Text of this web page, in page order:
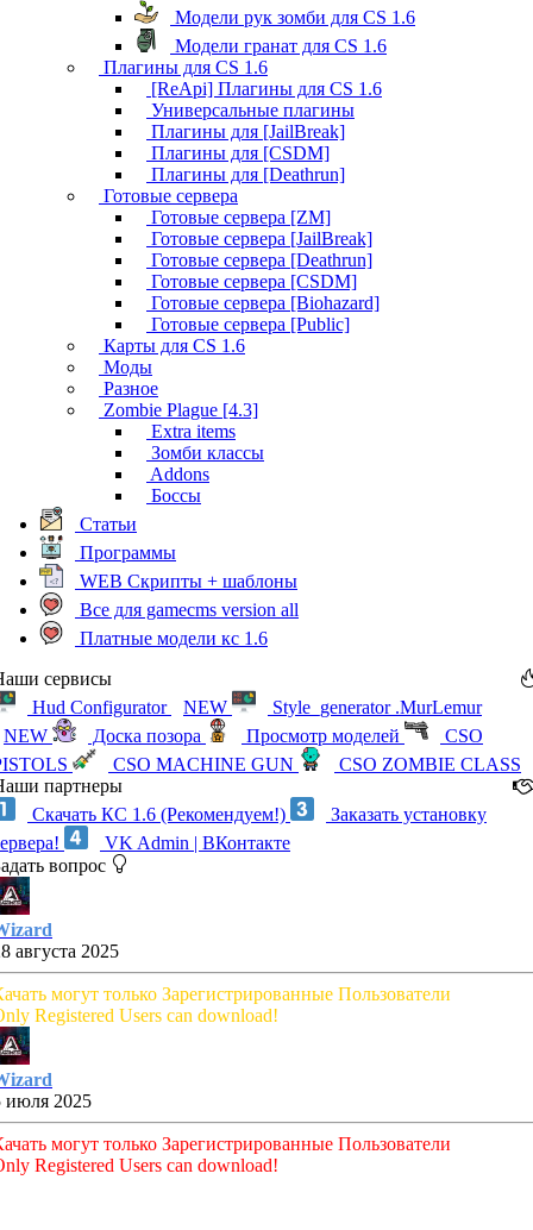
Модели рук зомби для CS 1.6
Модели гранат для CS 1.6
Плагины для CS 1.6
[ReApi] Плагины для CS 1.6
Универсальные плагины
Плагины для [JailBreak]
Плагины для [CSDM]
Плагины для [Deathrun]
Готовые сервера
Готовые сервера [ZM]
Готовые сервера [JailBreak]
Готовые сервера [Deathrun]
Готовые сервера [CSDM]
Готовые сервера [Biohazard]
Готовые сервера [Public]
Карты для CS 1.6
Моды
Разное
Zombie Plague [4.3]
Extra items
Зомби классы
Addons
Боссы
Статьи
Программы
WEB Скрипты + шаблоны
Все для gamecms version all
Платные модели кс 1.6
сервисы
Hud Configurator
NEW
Style_generator .MurLemur
NEW
Доска позора Просмотр моделей
CSO
CSO MACHINE GUN
CSO ZOMBIE CLASS
партнеры
Скачать КС 1.6 (Рекомендуем!)
Заказать установку
VK Admin | ВКонтакте
вопрос
августа 2025
могут только Зарегистрированные Пользователи
Registered Users can download!
июля 2025
могут только Зарегистрированные Пользователи
Registered Users can download!